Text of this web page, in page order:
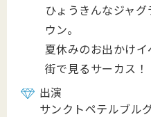
ひょうきんなジャ
ウン。
夏休みのお出かけ
街で見るサーカス！
出演
サンクトペテルブル